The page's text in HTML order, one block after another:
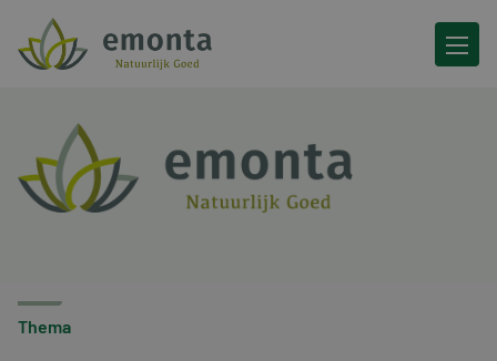
Ga naar de inhoud
Thema